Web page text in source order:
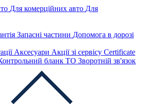
Для комерційних авто Для
Запасні частини Допомога в дорозі
Аксесуари Акції зі сервісу Certificate
бланк ТО Зворотній зв'язок